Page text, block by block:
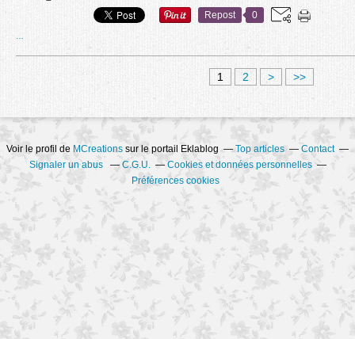
Repost 0
1 2 > >>
Voir le profil de MCreations sur le portail Eklablog Top articles
Contact
Signaler un abus
C.G.U.
Cookies et données personnelles
Préférences cookies